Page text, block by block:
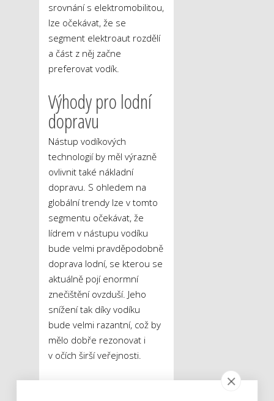
srovnání s elektromobilitou,
lze očekávat, že se
segment elektroaut rozdělí
a část z něj začne
preferovat vodík.
Výhody pro lodní
dopravu
Nástup vodíkových
technologií by měl výrazně
ovlivnit také nákladní
dopravu. S ohledem na
globální trendy lze v tomto
segmentu očekávat, že
lídrem v nástupu vodíku
bude velmi pravděpodobně
doprava lodní, se kterou se
aktuálně pojí enormní
znečištění ovzduší. Jeho
snížení tak díky vodíku
bude velmi razantní, což by
mělo dobře rezonovat i
v očích širší veřejnosti.